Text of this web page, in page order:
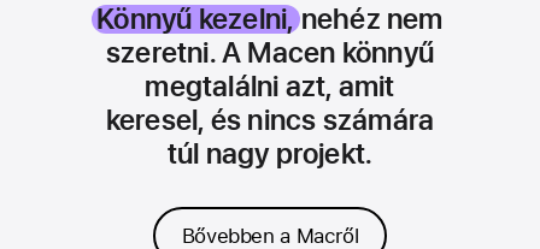
Könnyű kezelni,nehéz nem
szeretni. A Macen könnyű
megtalálni azt, amit
keresel, és nincs számára
túl nagy projekt.
Bővebben a Macről